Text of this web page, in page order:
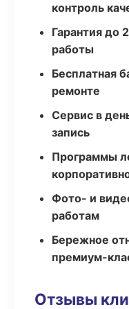
контроль
Гарантия до
работы
Бесплатная
ремонте
Сервис в
запись
Программы
Фото- и
работам
Бережное
премиум-
Отзывы